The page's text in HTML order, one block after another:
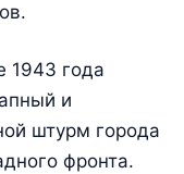
1943 года
и
штурм города
фронта.